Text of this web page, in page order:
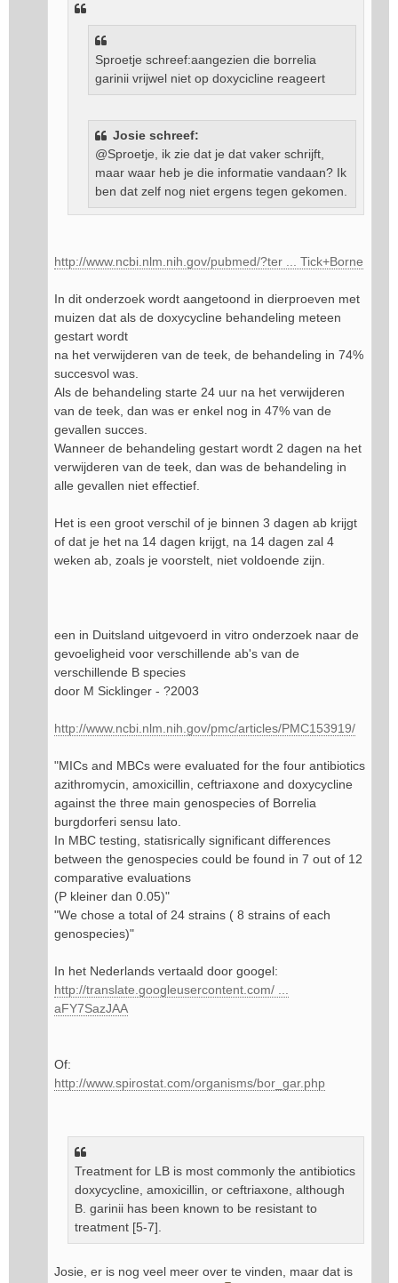
Sproetje schreef:aangezien die borrelia
garinii vrijwel niet op doxycicline reageert
Josie schreef:
@Sproetje, ik zie dat je dat vaker schrijft,
maar waar heb je die informatie vandaan? Ik
ben dat zelf nog niet ergens tegen gekomen.
http://www.ncbi.nlm.nih.gov/pubmed/?ter ... Tick+Borne
In dit onderzoek wordt aangetoond in dierproeven met
muizen dat als de doxycycline behandeling meteen
gestart wordt
na het verwijderen van de teek, de behandeling in 74%
succesvol was.
Als de behandeling starte 24 uur na het verwijderen
van de teek, dan was er enkel nog in 47% van de
gevallen succes.
Wanneer de behandeling gestart wordt 2 dagen na het
verwijderen van de teek, dan was de behandeling in
alle gevallen niet effectief.
Het is een groot verschil of je binnen 3 dagen ab krijgt
of dat je het na 14 dagen krijgt, na 14 dagen zal 4
weken ab, zoals je voorstelt, niet voldoende zijn.
een in Duitsland uitgevoerd in vitro onderzoek naar de
gevoeligheid voor verschillende ab's van de
verschillende B species
door M Sicklinger - ?2003
http://www.ncbi.nlm.nih.gov/pmc/articles/PMC153919/
"MICs and MBCs were evaluated for the four antibiotics
azithromycin, amoxicillin, ceftriaxone and doxycycline
against the three main genospecies of Borrelia
burgdorferi sensu lato.
In MBC testing, statisrically significant differences
between the genospecies could be found in 7 out of 12
comparative evaluations
(P kleiner dan 0.05)"
"We chose a total of 24 strains ( 8 strains of each
genospecies)"
In het Nederlands vertaald door googel:
http://translate.googleusercontent.com/ ...
aFY7SazJAA
Of:
http://www.spirostat.com/organisms/bor_gar.php
Treatment for LB is most commonly the antibiotics
doxycycline, amoxicillin, or ceftriaxone, although
B. garinii has been known to be resistant to
treatment [5-7].
Josie, er is nog veel meer over te vinden, maar dat is